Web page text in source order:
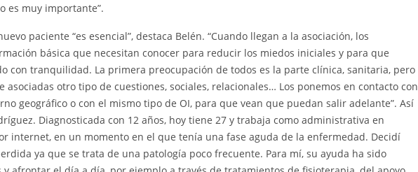
es muy importante”.
paciente “es esencial”, destaca Belén. “Cuando llegan a la asociación, los
básica que necesitan conocer para reducir los miedos iniciales y para que
con tranquilidad. La primera preocupación de todos es la parte clínica, sanitaria, pero
otro tipo de cuestiones, sociales, relacionales… Los ponemos en contacto con
geográfico o con el mismo tipo de OI, para que vean que puedan salir adelante”. Así
Diagnosticada con 12 años, hoy tiene 27 y trabaja como administrativa en
internet, en un momento en el que tenía una fase aguda de la enfermedad. Decidí
ya que se trata de una patología poco frecuente. Para mí, su ayuda ha sido